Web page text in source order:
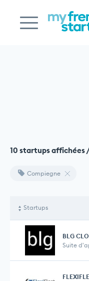
10 startups affichées
Compiegne
Startups
BLG
Suite